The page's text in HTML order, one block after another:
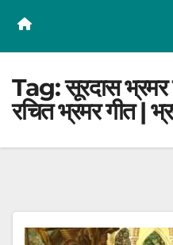
Tag:सूरदास भ्रमर
रचित भ्रमर गीत |